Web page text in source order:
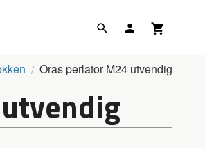
Oras perlator M24 utvendig